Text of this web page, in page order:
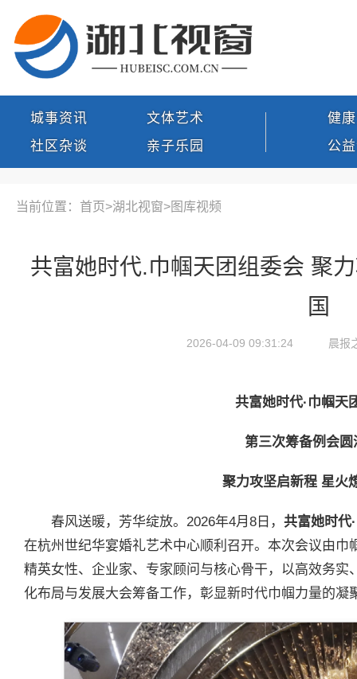
城事资讯
社区杂谈
文体艺术
亲子乐园
健
公
当前位置：首页>湖北视窗>图库视频
共富她时代.巾帼天团组委会 聚
国
2026-04-09 09:31:24 晨报
共富她时代· 巾帼天
第三次筹备例会圆
聚力攻坚启新程 星火
春风送暖，芳华绽放。2026年4月8日， 共富她时代·
在杭州世纪华宴婚礼艺术中心顺利召开。本次会议由
精英女性、企业家、专家顾问与核心骨干，以高效务
化布局与发展大会筹备工作，彰显新时代巾帼力量的凝